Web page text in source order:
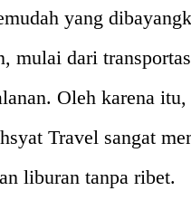
yang
mulai dari
Oleh karena itu,
Travel sangat
liburan tanpa ribet.